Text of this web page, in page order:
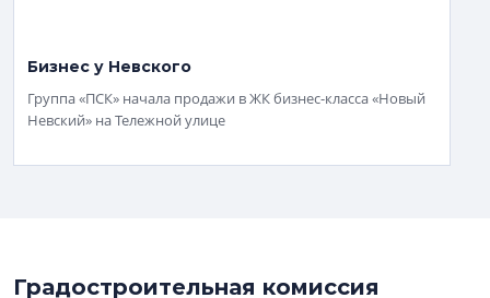
Бизнес у Невского
Группа «ПСК» начала продажи в ЖК бизнес-класса «Новый
Невский» на Тележной улице
Градостроительная комиссия